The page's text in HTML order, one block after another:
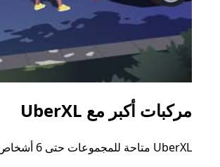
مركبات أكبر مع UberXL
UberXL متاحة للمجموعات حتى 6 أشخاص.